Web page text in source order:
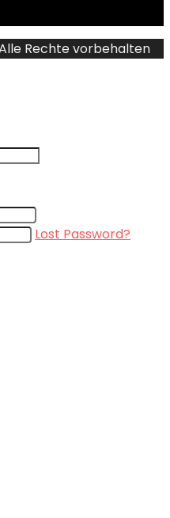
Rechte vorbehalten
Lost Password?